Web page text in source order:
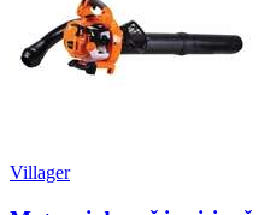
Villager